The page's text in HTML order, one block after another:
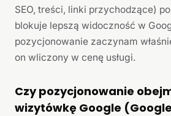
SEO, treści, linki przychodzące)
blokuje lepszą widoczność w
pozycjonowanie zaczynam
on wliczony w cenę usługi.
Czy pozycjonowanie
wizytówkę Google